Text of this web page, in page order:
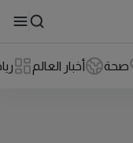
صحة أخبار العالم